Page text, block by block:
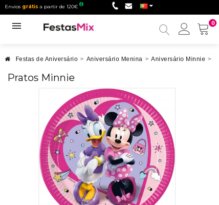
Envios grátis a partir de 120€
0
Minha
Festas de Aniversário > Aniversário Menina > Aniversário Minnie >
Pratos Minnie